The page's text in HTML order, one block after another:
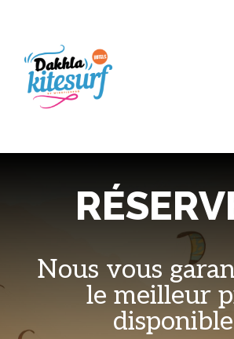
Nous vous
le meilleur